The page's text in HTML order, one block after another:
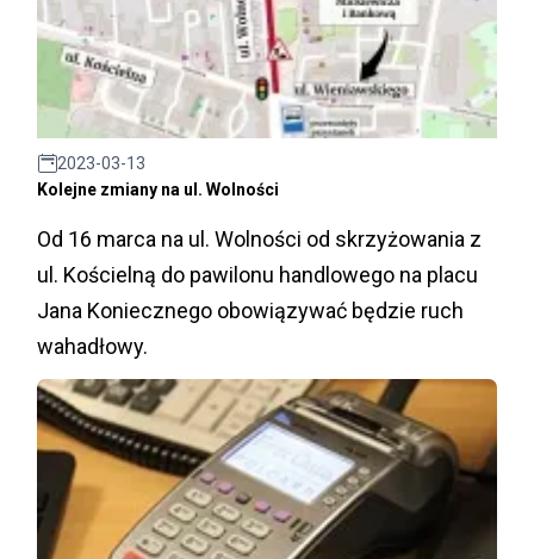
2023-03-13
Kolejne zmiany na ul. Wolności
Od 16 marca na ul. Wolności od skrzyżowania z
ul. Kościelną do pawilonu handlowego na placu
Jana Koniecznego obowiązywać będzie ruch
wahadłowy.